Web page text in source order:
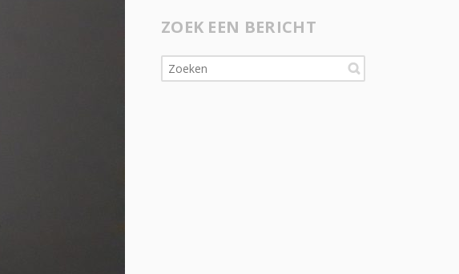
ZOEK EEN BERICHT